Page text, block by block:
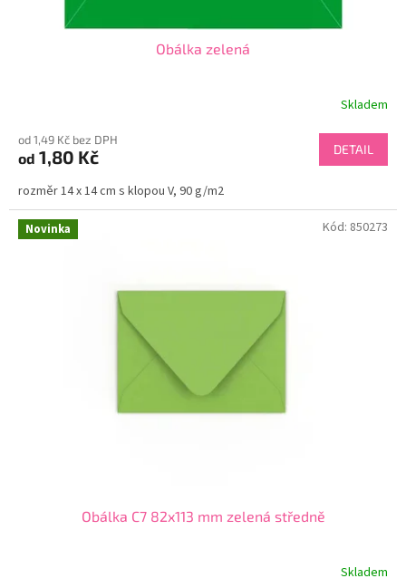
Obálka zelená
Skladem
od 1,49 Kč bez DPH
od 1,80 Kč DETAIL
rozměr 14 x 14 cm s klopou V, 90 g/m2
Novinka
Obálka C7 82x113 mm zelená středně
Skladem
Kód: 850273